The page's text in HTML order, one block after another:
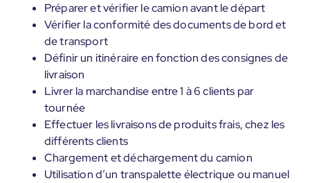
Préparer et vérifier le camion avant le départ
Vérifier la conformité des documents de bord et
de transport
Définir un itinéraire en fonction des consignes de
livraison
Livrer la marchandise entre 1 à 6 clients par
tournée
Effectuer les livraisons de produits frais, chez les
différents clients
Chargement et déchargement du camion
Utilisation d’un transpalette électrique ou manuel